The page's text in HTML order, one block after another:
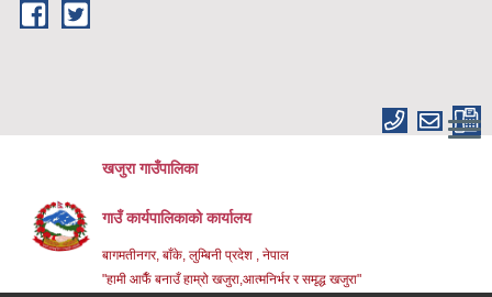
Skip to main content
खजुरा गाउँपालिका
गाउँ कार्यपालिकाको कार्यालय
बागमतीनगर, बाँके, लुम्बिनी प्रदेश , नेपाल
"हामी आफैँ बनाउँ हाम्रो खजुरा,आत्मनिर्भर र समृद्ध खजुरा"